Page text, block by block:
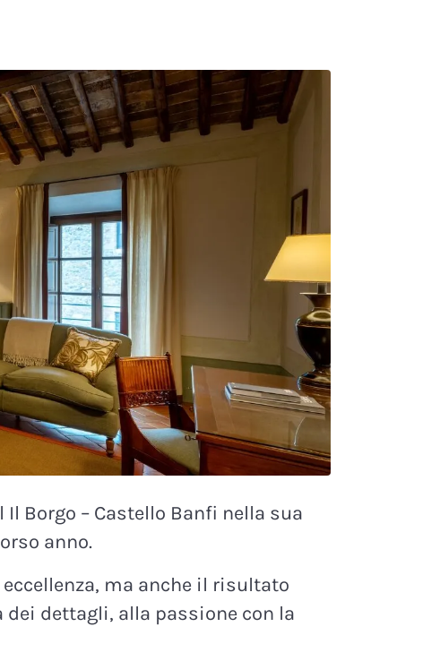
Borgo – Castello Banfi nella sua
anno.
ma anche il risultato
dettagli, alla passione con la